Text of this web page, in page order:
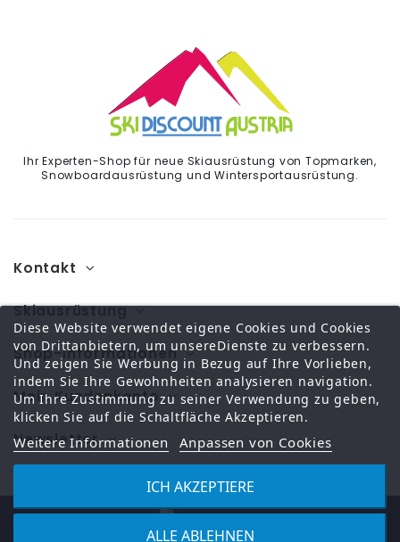
Ihr Experten-Shop für neue Skiausrüstung von Topmarken,
Snowboardausrüstung und Wintersportausrüstung.
Kontakt
Skiausrüstung
Shop-Informationen
Mein Kundenkonto
Diese Website verwendet eigene Cookies und Cookies
von Drittanbietern, um unsereDienste zu verbessern.
Und zeigen Sie Werbung in Bezug auf Ihre Vorlieben,
indem Sie Ihre Gewohnheiten analysieren navigation.
Um Ihre Zustimmung zu seiner Verwendung zu geben,
klicken Sie auf die Schaltfläche Akzeptieren.
Weitere Informationen Anpassen von Cookies
ALLE ABLEHNEN
ICH AKZEPTIERE
Newsletter
©️ Copyright 2024 - All rights reserved